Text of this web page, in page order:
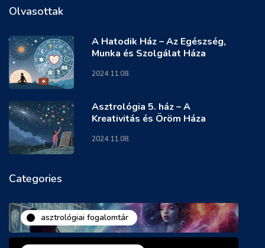
Olvasottak
A Hatodik Ház – Az Egészség,
Munka és Szolgálat Háza
2024.11.08.
Asztrológia 5. ház – A
Kreativitás és Öröm Háza
2024.11.08.
Categories
asztrológiai fogalomtár